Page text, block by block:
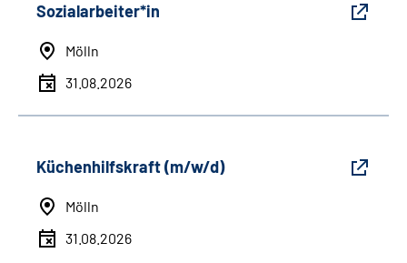
Sozialarbeiter*in
Mölln
31.08.2026
Küchenhilfskraft (m/w/d)
Mölln
31.08.2026